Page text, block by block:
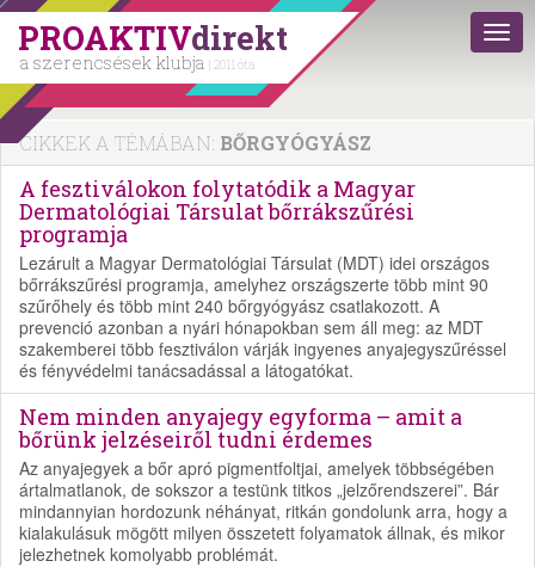
PROAKTIVdirekt
a szerencsések klubja | 2011 óta
CIKKEK A TÉMÁBAN: BŐRGYÓGYÁSZ
A fesztiválokon folytatódik a Magyar
Dermatológiai Társulat bőrrákszűrési
programja
Lezárult a Magyar Dermatológiai Társulat (MDT) idei országos
bőrrákszűrési programja, amelyhez országszerte több mint 90
szűrőhely és több mint 240 bőrgyógyász csatlakozott. A
prevenció azonban a nyári hónapokban sem áll meg: az MDT
szakemberei több fesztiválon várják ingyenes anyajegyszűréssel
és fényvédelmi tanácsadással a látogatókat.
Nem minden anyajegy egyforma – amit a
bőrünk jelzéseiről tudni érdemes
Az anyajegyek a bőr apró pigmentfoltjai, amelyek többségében
ártalmatlanok, de sokszor a testünk titkos „jelzőrendszerei”. Bár
mindannyian hordozunk néhányat, ritkán gondolunk arra, hogy a
kialakulásuk mögött milyen összetett folyamatok állnak, és mikor
jelezhetnek komolyabb problémát.